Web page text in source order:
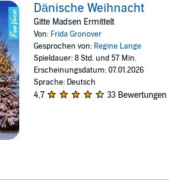
Dänische Weihnacht
Gitte Madsen Ermittelt
Von: Frida Gronover
Gesprochen von: Regine Lange
Spieldauer: 8 Std. und 57 Min.
Erscheinungsdatum: 07.01.2026
Sprache: Deutsch
4,7 33 Bewertungen